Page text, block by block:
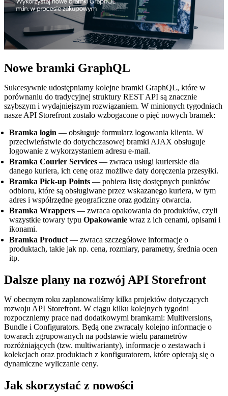
Nowe bramki GraphQL
Sukcesywnie udostępniamy kolejne bramki GraphQL, które w
porównaniu do tradycyjnej struktury REST API są znacznie
szybszym i wydajniejszym rozwiązaniem. W minionych tygodniach
nasze API Storefront zostało wzbogacone o pięć nowych bramek:
Bramka login — obsługuje formularz logowania klienta. W
przeciwieństwie do dotychczasowej bramki AJAX obsługuje
logowanie z wykorzystaniem adresu e-mail.
Bramka Courier Services — zwraca usługi kurierskie dla
danego kuriera, ich cenę oraz możliwe daty doręczenia przesyłki.
Bramka Pick-up Points — pobiera listę dostępnych punktów
odbioru, które są obsługiwane przez wskazanego kuriera, w tym
adres i współrzędne geograficzne oraz godziny otwarcia.
Bramka Wrappers — zwraca opakowania do produktów, czyli
wszystkie towary typu Opakowanie wraz z ich cenami, opisami i
ikonami.
Bramka Product— zwraca szczegółowe informacje o
produktach, takie jak np. cena, rozmiary, parametry, średnia ocen
itp.
Dalsze plany na rozwój API Storefront
W obecnym roku zaplanowaliśmy kilka projektów dotyczących
rozwoju API Storefront. W ciągu kilku kolejnych tygodni
rozpoczniemy prace nad dodatkowymi bramkami: Multiversions,
Bundle i Configurators. Będą one zwracały kolejno informacje o
towarach zgrupowanych na podstawie wielu parametrów
rozróżniających (tzw. multiwarianty), informacje o zestawach i
kolekcjach oraz produktach z konfiguratorem, które opierają się o
dynamiczne wyliczanie ceny.
Jak skorzystać z nowości